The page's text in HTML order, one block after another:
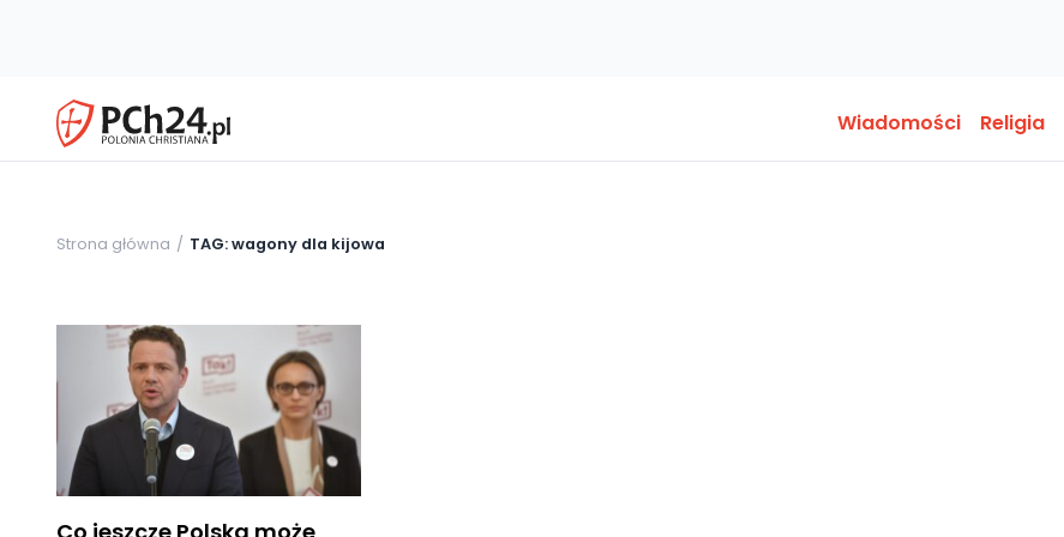
Wiadomości Religia
Strona główna TAG: wagony dla kijowa